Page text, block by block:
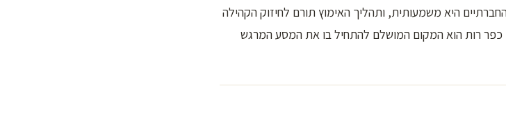
היא משמעותית, ותהליך האימוץ תורם לחיזוק הקהילה
רות הוא המקום המושלם להתחיל בו את המסע המרגש